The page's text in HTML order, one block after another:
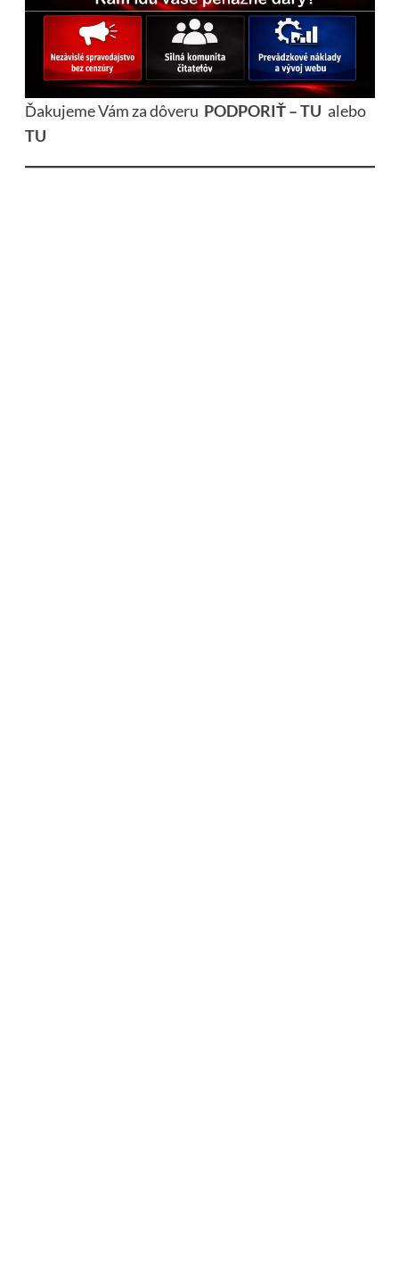
Ďakujeme Vám za dôveru PODPORIŤ – TU alebo
TU